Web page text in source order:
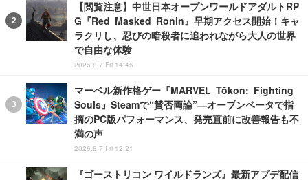
【閲覧注意】中世日本オープンワールドアダルトRP
G『Red Masked Ronin』早期アクセス開始！キャ
ラクリし、忍びの暗殺者に追われながら大人の世界
で自由な体験
2026.8.7 Fri 14:45
マーベル新作格ゲー『MARVEL Tōkon: Fighting
Souls』Steamで“賛否両論”―オープンベータで指
摘のPC版パフォーマンス、発売直前に改善報告も不
満の声
2026.8.7 Fri 12:21
『ゴーストリコン ワイルドランズ』最新アプデ配信